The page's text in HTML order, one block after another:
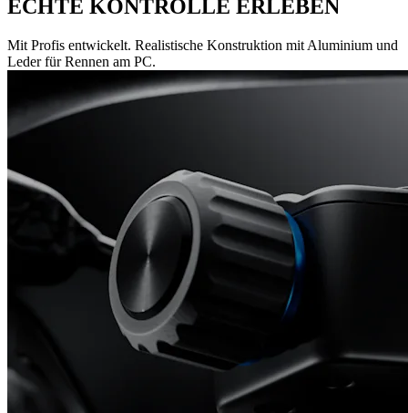
ECHTE KONTROLLE ERLEBEN
Mit Profis entwickelt. Realistische Konstruktion mit Aluminium und
Leder für Rennen am PC.